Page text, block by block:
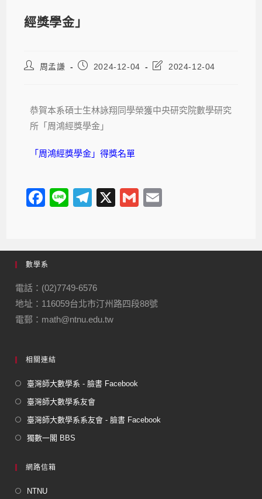
經獎學金」
周孟謙 2024-12-04 2024-12-04
恭賀本系碩士生林詠翔同學榮獲中央研究院數學研究
所「周鴻經獎學金」
「周鴻經獎學金」得獎名單
F
e
b
o
o
k
Li
T
gr
m
X
G
數學系
電話：(02)7749-6576
地址：116059台北市汀州路四段88號
電郵：math@ntnu.edu.tw
相關連結
臺灣師大數學系 - 臉書 Facebook
臺灣師大數學系友會
臺灣師大數學系系友會 - 臉書 Facebook
獨數一閣 BBS
網路信箱
NTNU